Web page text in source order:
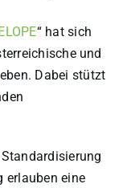
“ hat sich
und
Dabei stützt
erlauben eine